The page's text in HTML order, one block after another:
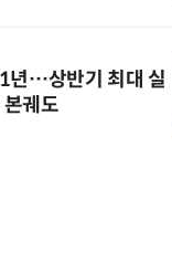
년…상반기 최대 실
궤도